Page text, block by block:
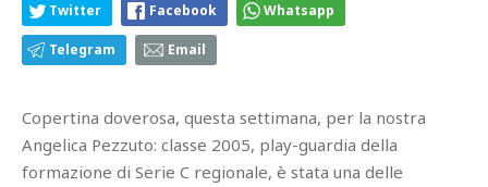
Twitter Facebook Whatsapp
Telegram Email
Copertina doverosa, questa settimana, per la nostra
Angelica Pezzuto: classe 2005, play-guardia della
formazione di Serie C regionale, è stata una delle